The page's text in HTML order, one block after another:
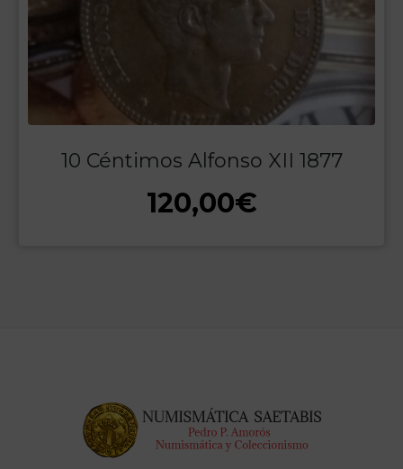
10 Céntimos Alfonso XII 1877
120,00€